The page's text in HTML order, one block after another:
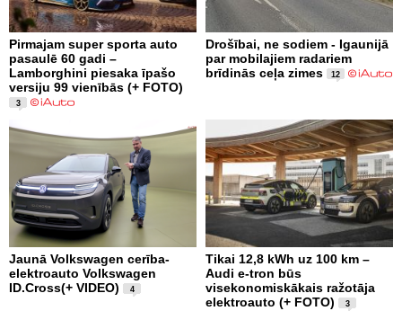
Pirmajam super sporta auto
pasaulē 60 gadi –
Lamborghini piesaka īpašo
versiju 99 vienībās (+ FOTO)
3
Drošībai, ne sodiem - Igaunijā
par mobilajiem radariem
brīdinās ceļa zimes
12
Jaunā Volkswagen cerība-
elektroauto Volkswagen
ID.Cross(+ VIDEO)
4
Tikai 12,8 kWh uz 100 km –
Audi e-tron būs
visekonomiskākais ražotāja
elektroauto (+ FOTO)
3